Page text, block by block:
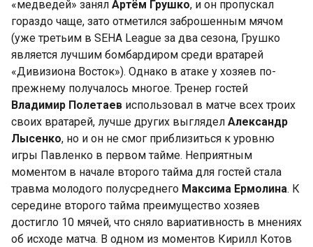
«медведей» занял Артём Грушко, и он пропускал
гораздо чаще, зато отметился заброшенным мячом
(уже третьим в SEHA League за два сезона, Грушко
является лучшим бомбардиром среди вратарей
«Дивизиона Восток»). Однако в атаке у хозяев по-
прежнему получалось многое. Тренер гостей
Владимир Полетаев использовал в матче всех троих
своих вратарей, лучше других выглядел Александр
Лысенко, но и он не смог приблизиться к уровню
игры Павленко в первом тайме. Неприятным
моментом в начале второго тайма для гостей стала
травма молодого полусреднего Максима Ермолина. К
середине второго тайма преимущество хозяев
достигло 10 мячей, что сняло вариативность в мнениях
об исходе матча. В одном из моментов Кирилл Котов